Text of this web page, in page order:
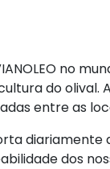
no
do olival.
entre as
diariamente
dos